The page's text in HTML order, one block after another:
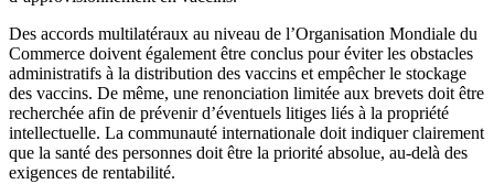
Des accords multilatéraux au niveau de l’Organisation Mondiale du
Commerce doivent également être conclus pour éviter les obstacles
administratifs à la distribution des vaccins et empêcher le stockage
des vaccins. De même, une renonciation limitée aux brevets doit être
recherchée afin de prévenir d’éventuels litiges liés à la propriété
intellectuelle. La communauté internationale doit indiquer clairement
que la santé des personnes doit être la priorité absolue, au-delà des
exigences de rentabilité.